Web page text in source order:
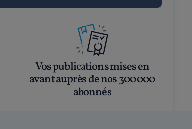
Vos publications mises en
avant auprès de nos 300 000
abonnés